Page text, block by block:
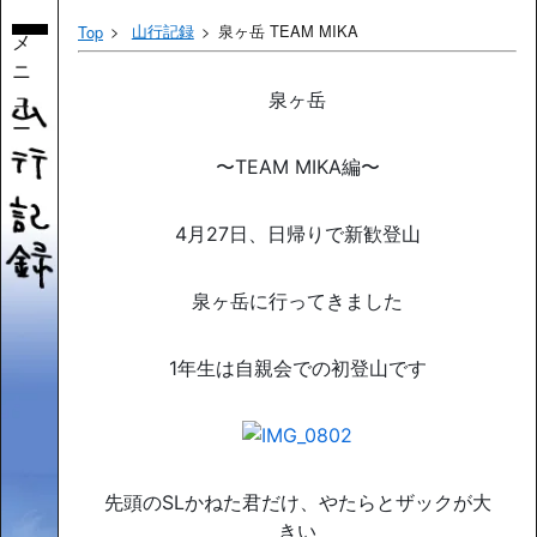
メ
ニ
ュ
ー
Top 山行記録 泉ヶ岳 TEAM MIKA
泉ヶ岳
〜TEAM MIKA編〜
4月27日、日帰りで新歓登山
泉ヶ岳に行ってきました
1年生は自親会での初登山です
先頭のSLかねた君だけ、やたらとザックが大
きい